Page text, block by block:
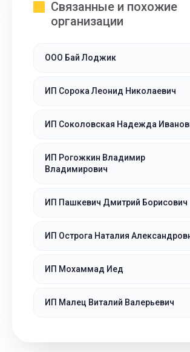
Связанные и похожие
организации
ООО Бай Лоджик
ИП Сорока Леонид Николаевич
ИП Соколовская Надежда
ИП Рогожкин Владимир
Владимирович
ИП Пашкевич Дмитрий Борисович
ИП Острога Наталия
ИП Мохаммад Иед
ИП Малец Виталий Валерьевич